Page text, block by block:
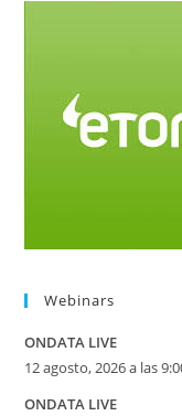
Webinars
ONDATA LIVE
12 agosto, 2026 a las
ONDATA LIVE